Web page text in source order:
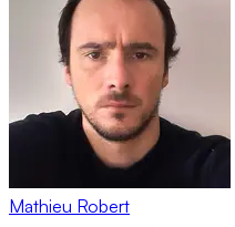
Mathieu Robert